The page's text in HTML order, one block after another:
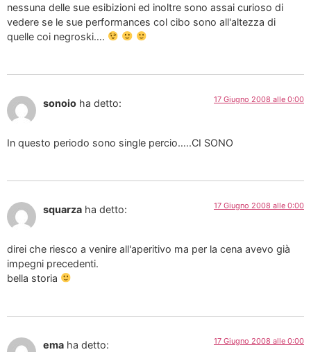
nessuna delle sue esibizioni ed inoltre sono assai curioso di
vedere se le sue performances col cibo sono all'altezza di
quelle coi negroski….
sonoio ha detto: 17 Giugno 2008 alle 0:00
In questo periodo sono single percio…..CI SONO
squarza ha detto: 17 Giugno 2008 alle 0:00
direi che riesco a venire all'aperitivo ma per la cena avevo già
impegni precedenti.
bella storia
ema ha detto: 17 Giugno 2008 alle 0:00